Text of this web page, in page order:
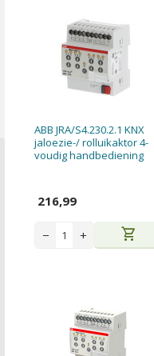
ABB JRA/S4.230.2.1 KNX
jaloezie-/ rolluikaktor 4-
voudig handbediening
216,99
− + shopping_cart